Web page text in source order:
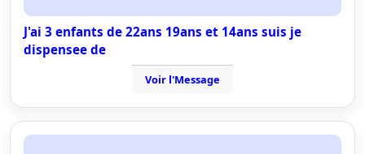
J'ai 3 enfants de 22ans 19ans et 14ans suis je
dispensee de
Voir l'Message